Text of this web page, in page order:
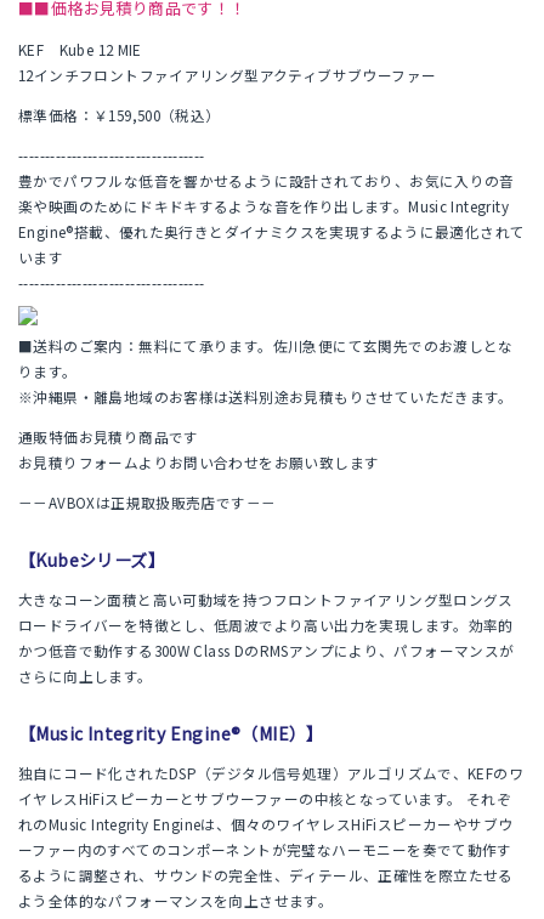
■■価格お見積り商品です！！
KEF Kube 12 MIE
12インチフロントファイアリング型アクティブサブウーファー
標準価格：￥159,500（税込）
-----------------------------------
豊かでパワフルな低音を響かせるように設計されており、お気に入りの音
楽や映画のためにドキドキするような音を作り出します。Music Integrity
Engine®搭載、優れた奥行きとダイナミクスを実現するように最適化されて
います
-----------------------------------
■送料のご案内：無料にて承ります。佐川急便にて玄関先でのお渡しとな
ります。
※沖縄県・離島地域のお客様は送料別途お見積もりさせていただきます。
通販特価お見積り商品です
お見積りフォームよりお問い合わせをお願い致します
－－AVBOXは正規取扱販売店です－－
【Kubeシリーズ】
大きなコーン面積と高い可動域を持つフロントファイアリング型ロングス
ロードライバーを特徴とし、低周波でより高い出力を実現します。効率的
かつ低音で動作する300W Class DのRMSアンプにより、パフォーマンスが
さらに向上します。
【Music Integrity Engine®（MIE）】
独自にコード化されたDSP（デジタル信号処理）アルゴリズムで、KEFのワ
イヤレスHiFiスピーカーとサブウーファーの中核となっています。 それぞ
れのMusic Integrity Engineは、個々のワイヤレスHiFiスピーカーやサブウ
ーファー内のすべてのコンポーネントが完璧なハーモニーを奏でて動作す
るように調整され、サウンドの完全性、ディテール、正確性を際立たせる
よう全体的なパフォーマンスを向上させます。